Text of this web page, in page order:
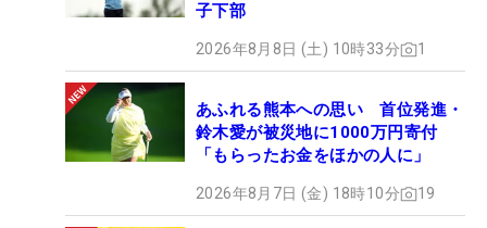
子下部
2026年8月8日 (土) 10時33分 1
あふれる熊本への思い 首位発進・
鈴木愛が被災地に1000万円寄付
「もらったお金をほかの人に」
2026年8月7日 (金) 18時10分 19